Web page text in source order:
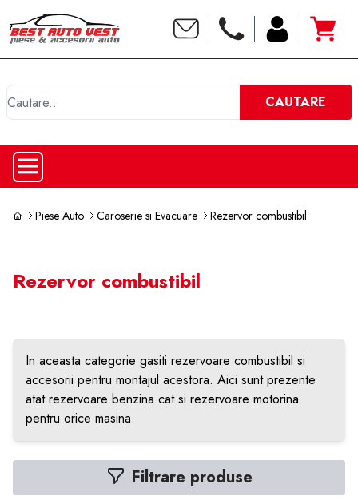
CAUTARE
Piese Auto Caroserie si Evacuare Rezervor combustibil
Rezervor combustibil
In aceasta categorie gasiti rezervoare combustibil si
accesorii pentru montajul acestora. Aici sunt prezente
atat rezervoare benzina cat si rezervoare motorina
pentru orice masina.
Filtrare produse